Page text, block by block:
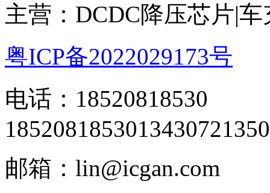
主营：DCDC降压芯片|
粤ICP备2022029173号
电话：18520818530
1852081853013430721350
邮箱：lin@icgan.com